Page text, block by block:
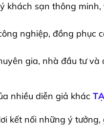
khách sạn thông
nghiệp, đồng phục
gia, nhà đầu tư
nhiều diễn giả khác
kết nối những ý